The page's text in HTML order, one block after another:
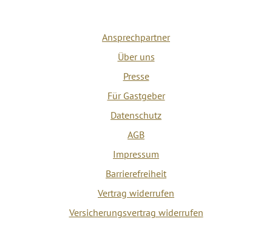
Ansprechpartner
Über uns
Presse
Für Gastgeber
Datenschutz
AGB
Impressum
Barrierefreiheit
Vertrag widerrufen
Versicherungsvertrag widerrufen